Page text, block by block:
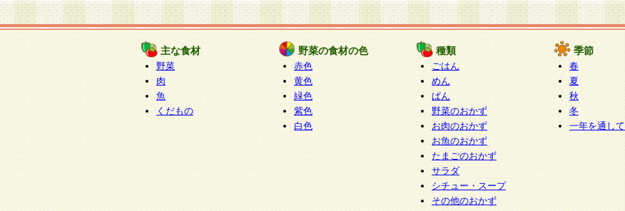
主な食材
野菜
肉
魚
くだもの
野菜の食材の色
赤色
黄色
緑色
紫色
白色
種類
ごはん
めん
ぱん
野菜のおかず
お肉のおかず
お魚のおかず
たまごのおかず
サラダ
シチュー・スープ
その他のおかず
季節
春
夏
秋
冬
一年を通して